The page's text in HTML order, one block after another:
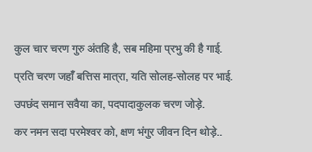
कुल चार चरण गुरु अंतहि है, सब महिमा प्रभु की है गाई.
प्रति चरण जहाँ बत्तिस मात्रा, यति सोलह-सोलह पर भाई.
उपछंद समान सवैया का, पदपादाकुलक चरण जोड़े.
कर नमन सदा परमेश्वर को, क्षण भंगुर जीवन दिन थोड़े..